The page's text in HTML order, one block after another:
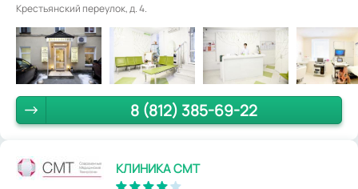
Крестьянский переулок, д. 4.
8 (812) 385-69-22
КЛИНИКА СМТ